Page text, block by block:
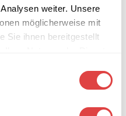
weiter. Unsere
möglicherweise mit
Sie ihnen bereitgestellt